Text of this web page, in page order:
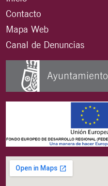
Contacto
Mapa Web
Canal de Denuncias